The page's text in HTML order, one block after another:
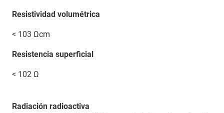
Resistividad volumétrica
< 103 Ωcm
Resistencia superficial
< 102 Ω
Radiación radioactiva